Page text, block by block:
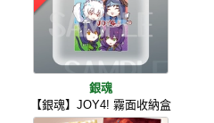
銀魂
【銀魂】JOY4! 霧面收納盒